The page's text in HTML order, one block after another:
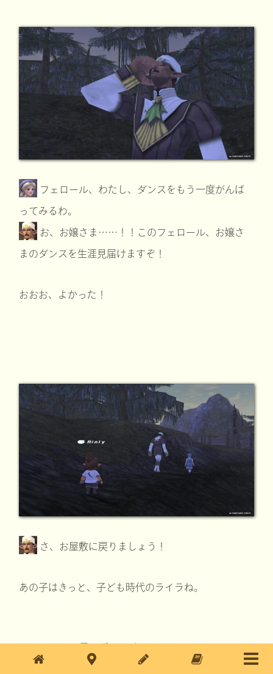
フェロール、わたし、ダンスをもう一度がんば
ってみるわ。
お、お嬢さま……！！このフェロール、お嬢さ
まのダンスを生涯見届けますぞ！
おおお、よかった！
さ、お屋敷に戻りましょう！
あの子はきっと、子ども時代のライラね。